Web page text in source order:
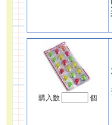
購入数 個